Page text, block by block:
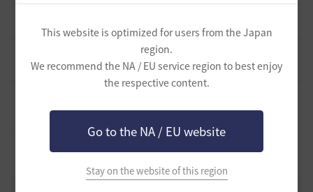
This website is optimized for users from the Japan
region.
We recommend the NA / EU service region to best enjoy
the respective content.
Go to the NA / EU website
Stay on the website of this region
0 1.1K 黒い砂漠
8
[開催中のイベント] 今週のイベントは？
0 53.1K 黒い砂漠 2023.02.28
エント研究室動画集
32.4K 黒い砂漠 2021.05.12